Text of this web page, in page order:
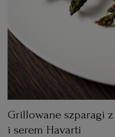
Grillowane szparagi
i serem Havarti